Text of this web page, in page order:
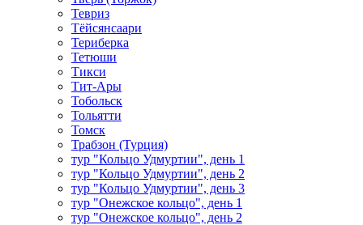
Тевриз
Тёйсянсаари
Териберка
Тетюши
Тикси
Тит-Ары
Тобольск
Тольятти
Томск
Трабзон (Турция)
тур "Кольцо Удмуртии", день 1
тур "Кольцо Удмуртии", день 2
тур "Кольцо Удмуртии", день 3
тур "Онежское кольцо", день 1
тур "Онежское кольцо", день 2